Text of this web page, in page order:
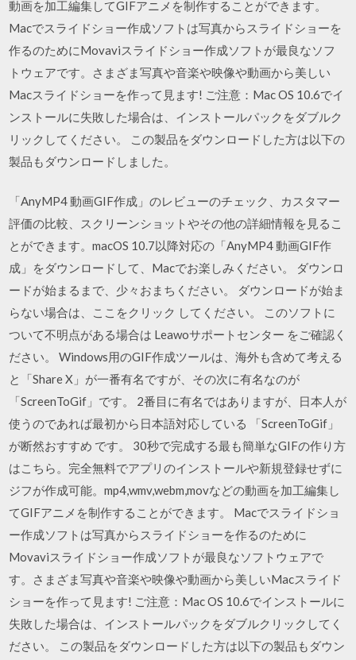
動画を加工編集してGIFアニメを制作することができます。
Macでスライドショー作成ソフトは写真からスライドショーを
作るのためにMovaviスライドショー作成ソフトが最良なソフ
トウェアです。さまざま写真や音楽や映像や動画から美しい
Macスライドショーを作って見ます! ご注意：Mac OS 10.6でイ
ンストールに失敗した場合は、インストールパックをダブルク
リックしてください。 この製品をダウンロードした方は以下の
製品もダウンロードしました。
‎「AnyMP4 動画GIF作成」のレビューのチェック、カスタマー
評価の比較、スクリーンショットやその他の詳細情報を見るこ
とができます。macOS 10.7以降対応の「AnyMP4 動画GIF作
成」をダウンロードして、Macでお楽しみください。 ダウンロ
ードが始まるまで、少々おまちください。 ダウンロードが始ま
らない場合は、ここをクリック してください。 このソフトに
ついて不明点がある場合は Leawoサポートセンター をご確認く
ださい。 Windows用のGIF作成ツールは、海外も含めて考える
と「Share X」が一番有名ですが、その次に有名なのが
「ScreenToGif」です。 2番目に有名ではありますが、日本人が
使うのであれば最初から日本語対応している 「ScreenToGif」
が断然おすすめ です。 30秒で完成する最も簡単なGIFの作り方
はこちら。完全無料でアプリのインストールや新規登録せずに
ジフが作成可能。mp4,wmv,webm,movなどの動画を加工編集し
てGIFアニメを制作することができます。 Macでスライドショ
ー作成ソフトは写真からスライドショーを作るのために
Movaviスライドショー作成ソフトが最良なソフトウェアで
す。さまざま写真や音楽や映像や動画から美しいMacスライド
ショーを作って見ます! ご注意：Mac OS 10.6でインストールに
失敗した場合は、インストールパックをダブルクリックしてく
ださい。 この製品をダウンロードした方は以下の製品もダウン